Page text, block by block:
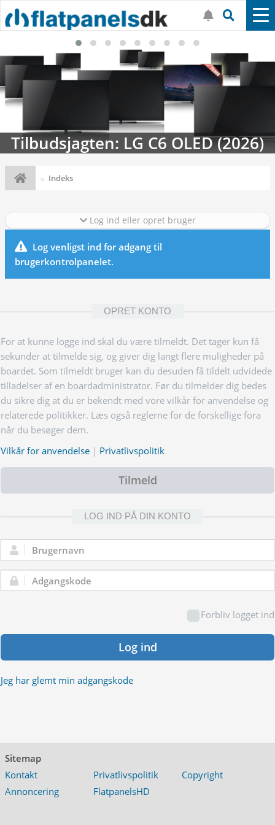
Tilbudsjagten: LG C6 OLED (2026)
Indeks
Log ind eller opret bruger
Log venligst ind for adgang til
brugerkontrolpanelet.
OPRET KONTO
For at kunne logge ind skal du være tilmeldt. Det tager kun få
sekunder at tilmelde sig, og giver dig langt flere muligheder på
boardet. Som tilmeldt bruger kan du desuden få tildelt udvidede
tilladelser af en boardadministrator. Før du tilmelder dig bedes
du sikre dig at du er bekendt med vore vilkår for anvendelse og
relaterede politikker. Læs også reglerne for de forskellige fora
når du besøger dem.
Vilkår for anvendelse | Privatlivspolitik
Tilmeld
LOG IND PÅ DIN KONTO
Brugernavn:
Adgangskode:
Forbliv logget ind
Log ind
Jeg har glemt min adgangskode
Sitemap
Kontakt
Privatlivspolitik
Copyright
Annoncering
FlatpanelsHD